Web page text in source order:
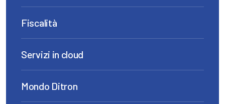
Fiscalità
Servizi in cloud
Mondo Ditron